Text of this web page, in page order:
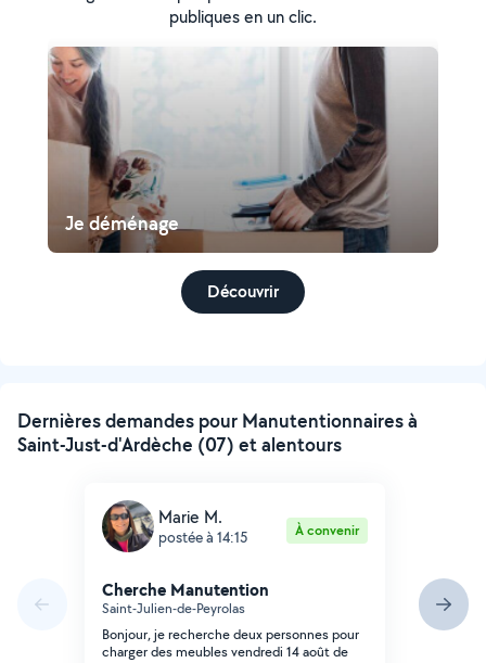
publiques en un clic.
Je déménage
Découvrir
Dernières demandes pour Manutentionnaires à
Saint-Just-d'Ardèche (07) et alentours
Marie M.
postée à 14:15 À convenir
Cherche Manutention
Saint-Julien-de-Peyrolas
Bonjour, je recherche deux personnes pour
charger des meubles vendredi 14 août de